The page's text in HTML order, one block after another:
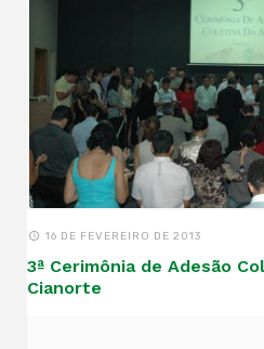
16 DE FEVEREIRO DE 2013
3ª Cerimônia de Adesão
Cianorte